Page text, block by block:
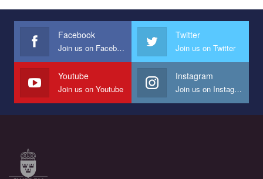
представляющий программу развития организации.
Мы просим вас поддержать нас и помочь нам реализовать
наш план по борьбе с насилием и дискриминацией на почве
СОГИ в Украине.
Все, что вам нужно сделать - это зайти на наш канал YouTube
по этой ссылке и поставить лайк под видео.
Facebook
Join us on Facebook
Twitter
Join us on Twitter
Youtube
Join us on Youtube
Instagram
Join us on Instagram